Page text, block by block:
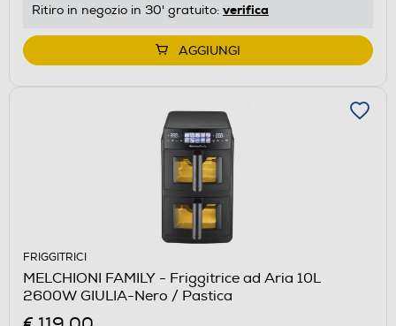
Ritiro in negozio in 30' gratuito: verifica
AGGIUNGI
FRIGGITRICI
MELCHIONI FAMILY - Friggitrice ad Aria 10L
2600W GIULIA-Nero / Pastica